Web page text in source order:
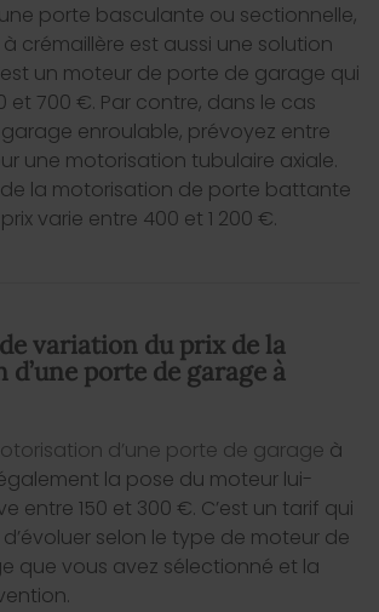
porte basculante ou sectionnelle,
crémaillère est aussi une solution
un moteur de porte de garage qui
et 700 €. Par contre, dans le cas
enroulable, prévoyez entre
une motorisation tubulaire axiale.
la motorisation de porte battante
varie entre 400 et 1 200 €.
variation du prix de la
porte de garage à
d’une porte de garage à
la pose du moteur lui-
entre 150 et 300 €. C’est un tarif qui
selon le type de moteur de
que vous avez sélectionné et la